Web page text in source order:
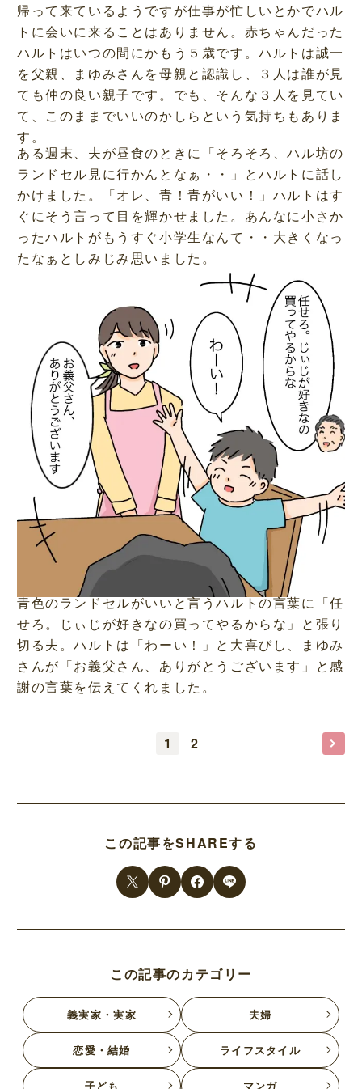
帰って来ているようですが仕事が忙しいとかでハル
トに会いに来ることはありません。赤ちゃんだった
ハルトはいつの間にかもう５歳です。ハルトは誠一
を父親、まゆみさんを母親と認識し、３人は誰が見
ても仲の良い親子です。でも、そんな３人を見てい
て、このままでいいのかしらという気持ちもありま
す。
ある週末、夫が昼食のときに「そろそろ、ハル坊の
ランドセル見に行かんとなぁ・・」とハルトに話し
かけました。「オレ、青！青がいい！」ハルトはす
ぐにそう言って目を輝かせました。あんなに小さか
ったハルトがもうすぐ小学生なんて・・大きくなっ
たなぁとしみじみ思いました。
青色のランドセルがいいと言うハルトの言葉に「任
せろ。じぃじが好きなの買ってやるからな」と張り
切る夫。ハルトは「わーい！」と大喜びし、まゆみ
さんが「お義父さん、ありがとうございます」と感
謝の言葉を伝えてくれました。
1 2
この記事をSHAREする
この記事のカテゴリー
義実家・実家 夫婦
恋愛・結婚 ライフスタイル
子ども マンガ